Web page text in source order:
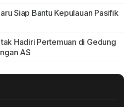
Siap Bantu Kepulauan Pasifik
Hadiri Pertemuan di Gedung
AS